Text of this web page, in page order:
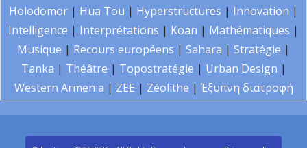
Holodomor | Hua Tou | Hyperstructures | Innovation |
Intelligence | Interprétations | Koan | Mathématiques |
Musique | Recours européens | Sahara | Stratégie |
Tanka | Théâtre | Topostratégie | Urban Design |
Western Armenia | ZEE | Zéolithe | Έξυπνη διατροφή